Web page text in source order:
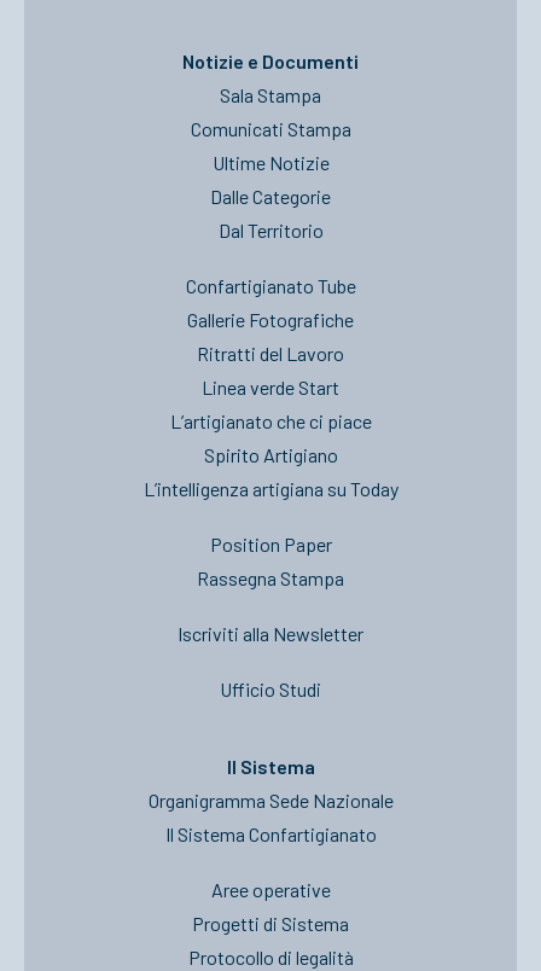
Notizie e Documenti
Sala Stampa
Comunicati Stampa
Ultime Notizie
Dalle Categorie
Dal Territorio
Confartigianato Tube
Gallerie Fotografiche
Ritratti del Lavoro
Linea verde Start
L’artigianato che ci piace
Spirito Artigiano
L’intelligenza artigiana su Today
Position Paper
Rassegna Stampa
Iscriviti alla Newsletter
Ufficio Studi
Il Sistema
Organigramma Sede Nazionale
Il Sistema Confartigianato
Aree operative
Progetti di Sistema
Protocollo di legalità